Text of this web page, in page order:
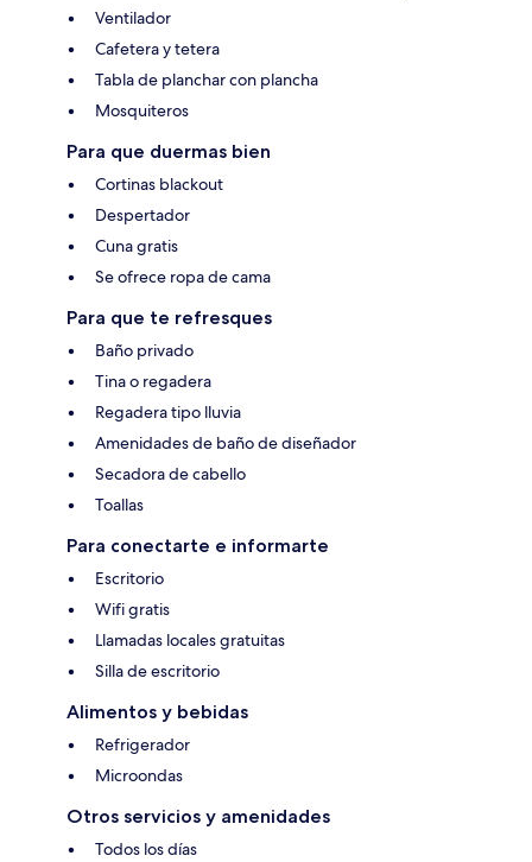
Ventilador
Cafetera y tetera
Tabla de planchar con plancha
Mosquiteros
Para que duermas bien
Cortinas blackout
Despertador
Cuna gratis
Se ofrece ropa de cama
Para que te refresques
Baño privado
Tina o regadera
Regadera tipo lluvia
Amenidades de baño de diseñador
Secadora de cabello
Toallas
Para conectarte e informarte
Escritorio
Wifi gratis
Llamadas locales gratuitas
Silla de escritorio
Alimentos y bebidas
Refrigerador
Microondas
Otros servicios y amenidades
Todos los días